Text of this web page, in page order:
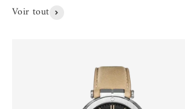
Voir tout